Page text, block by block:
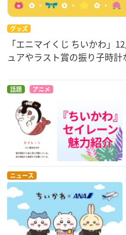
グッズ
「エニマイくじ ちいかわ」
ュアやラスト賞の振り子時
話題 アニメ
ニュース